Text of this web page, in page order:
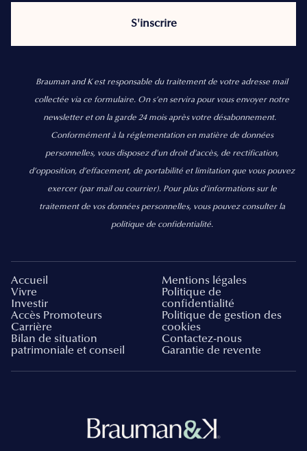
Brauman and K est responsable du traitement de votre adresse mail
collectée via ce formulaire. On s’en servira pour vous envoyer notre
newsletter et on la garde 24 mois après votre désabonnement.
Conformément à la réglementation en matière de données
personnelles, vous disposez d'un droit d'accès, de rectification,
d’opposition, d’effacement, de portabilité et limitation que vous pouvez
exercer (par mail ou courrier). Pour plus d’informations sur le
traitement de vos données personnelles, vous pouvez consulter la
politique de confidentialité.
Accueil
Vivre
Investir
Accès Promoteurs
Carrière
Bilan de situation
patrimoniale et conseil
Mentions légales
Politique de
confidentialité
Politique de gestion des
cookies
Contactez-nous
Garantie de revente